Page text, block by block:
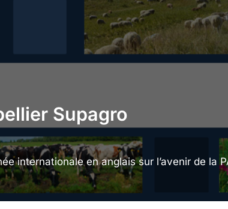
Supagro
internationale en anglais sur l’avenir de la